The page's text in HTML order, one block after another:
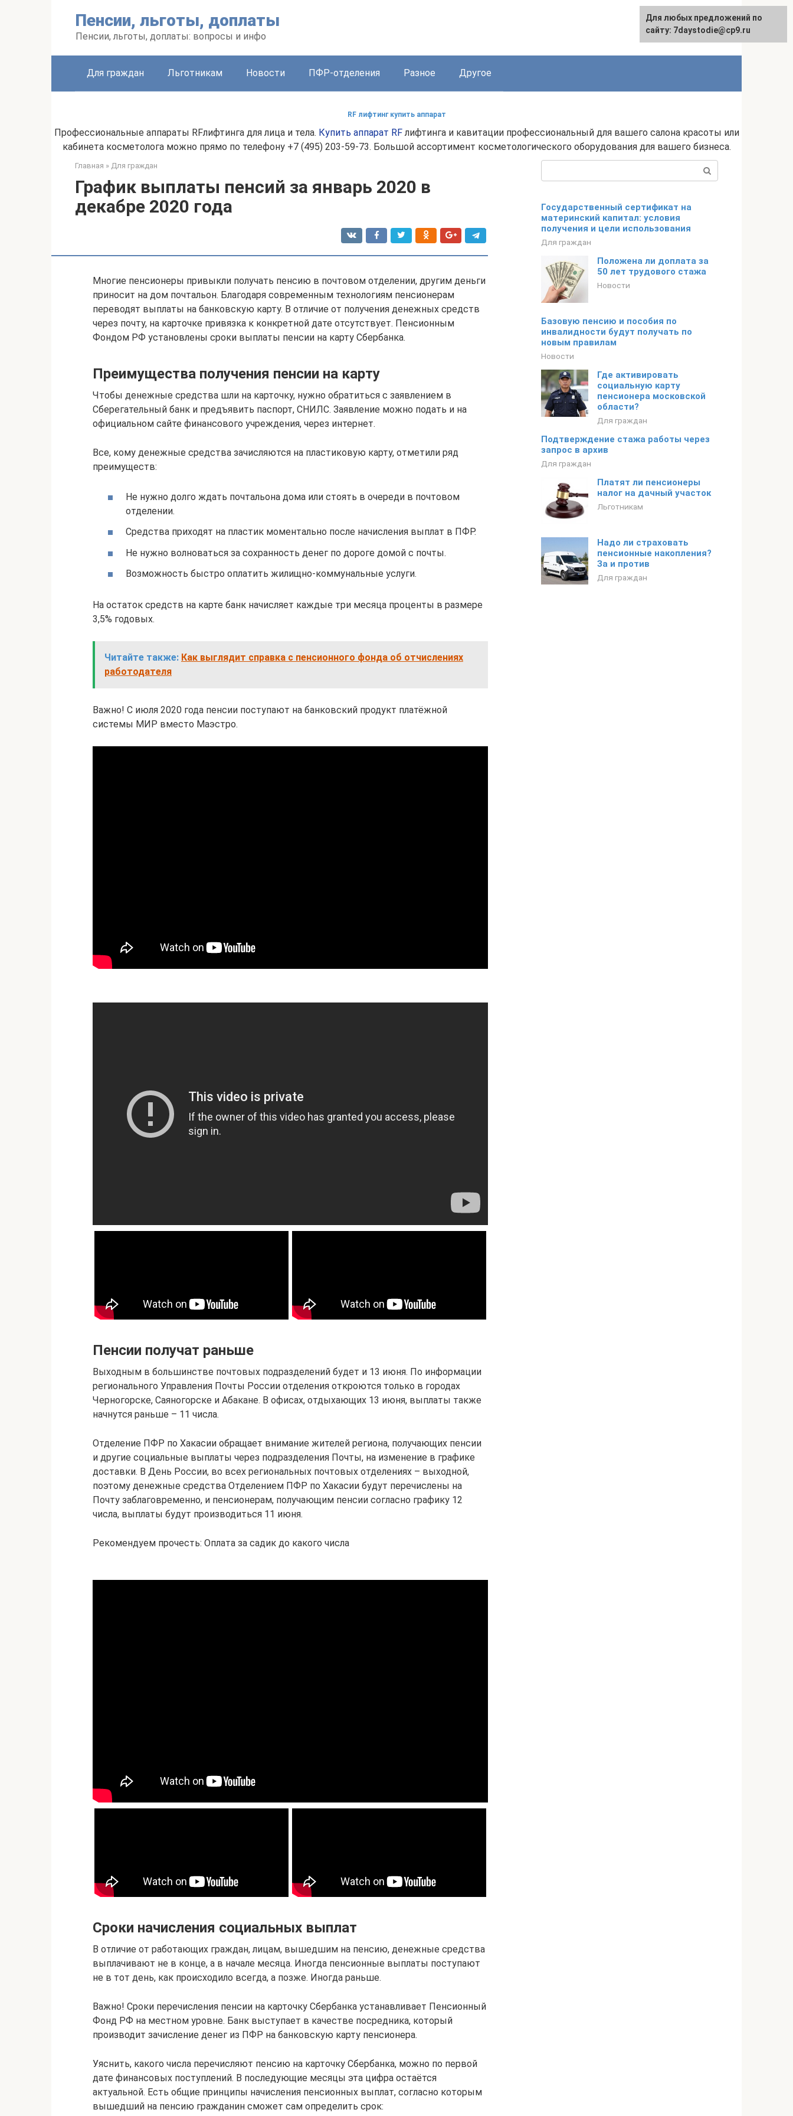
Пенсии, льготы, доплаты
Пенсии, льготы, доплаты: вопросы и инфо
Для граждан Льготникам Новости ПФР-отделения Разное Другое
RF лифтинг купить аппарат
Профессиональные аппараты RFлифтинга для лица и тела. Купить аппарат RFлифтинга и кавитации профессиональный для вашего салона красоты или
кабинета косметолога можно прямо по телефону +7 (495) 203-59-73. Большой ассортимент косметологического оборудования для вашего бизнеса.
Главная » Для граждан
График выплаты пенсий за январь 2020 в
декабре 2020 года
Многие пенсионеры привыкли получать пенсию в почтовом отделении, другим деньги
приносит на дом почтальон. Благодаря современным технологиям пенсионерам
переводят выплаты на банковскую карту. В отличие от получения денежных средств
через почту, на карточке привязка к конкретной дате отсутствует. Пенсионным
Фондом РФ установлены сроки выплаты пенсии на карту Сбербанка.
Преимущества получения пенсии на карту
Чтобы денежные средства шли на карточку, нужно обратиться с заявлением в
Сберегательный банк и предъявить паспорт, СНИЛС. Заявление можно подать и на
официальном сайте финансового учреждения, через интернет.
Все, кому денежные средства зачисляются на пластиковую карту, отметили ряд
преимуществ:
Не нужно долго ждать почтальона дома или стоять в очереди в почтовом
отделении.
Средства приходят на пластик моментально после начисления выплат в ПФР.
Не нужно волноваться за сохранность денег по дороге домой с почты.
Возможность быстро оплатить жилищно-коммунальные услуги.
На остаток средств на карте банк начисляет каждые три месяца проценты в размере
3,5% годовых.
Читайте также: Как выглядит справка с пенсионного фонда об отчислениях
работодателя
Важно! С июля 2020 года пенсии поступают на банковский продукт платёжной
системы МИР вместо Маэстро.
Пенсии получат раньше
Выходным в большинстве почтовых подразделений будет и 13 июня. По информации
регионального Управления Почты России отделения откроются только в городах
Черногорске, Саяногорске и Абакане. В офисах, отдыхающих 13 июня, выплаты также
начнутся раньше – 11 числа.
Отделение ПФР по Хакасии обращает внимание жителей региона, получающих пенсии
и другие социальные выплаты через подразделения Почты, на изменение в графике
доставки. В День России, во всех региональных почтовых отделениях – выходной,
поэтому денежные средства Отделением ПФР по Хакасии будут перечислены на
Почту заблаговременно, и пенсионерам, получающим пенсии согласно графику 12
числа, выплаты будут производиться 11 июня.
Рекомендуем прочесть: Оплата за садик до какого числа
Сроки начисления социальных выплат
В отличие от работающих граждан, лицам, вышедшим на пенсию, денежные средства
выплачивают не в конце, а в начале месяца. Иногда пенсионные выплаты поступают
не в тот день, как происходило всегда, а позже. Иногда раньше.
Важно! Сроки перечисления пенсии на карточку Сбербанка устанавливает Пенсионный
Фонд РФ на местном уровне. Банк выступает в качестве посредника, который
производит зачисление денег из ПФР на банковскую карту пенсионера.
Уяснить, какого числа перечисляют пенсию на карточку Сбербанка, можно по первой
дате финансовых поступлений. В последующие месяцы эта цифра остаётся
актуальной. Есть общие принципы начисления пенсионных выплат, согласно которым
вышедший на пенсию гражданин сможет сам определить срок:
Государственный сертификат на
материнский капитал: условия
получения и цели использования
Для граждан
Положена ли доплата за
50 лет трудового стажа
Новости
Базовую пенсию и пособия по
инвалидности будут получать по
новым правилам
Новости
Где активировать
социальную карту
пенсионера московской
области?
Для граждан
Подтверждение стажа работы через
запрос в архив
Для граждан
Платят ли пенсионеры
налог на дачный участок
Льготникам
Надо ли страховать
пенсионные накопления?
За и против
Для граждан
Для любых предложений по
сайту: 7daystodie@cp9.ru